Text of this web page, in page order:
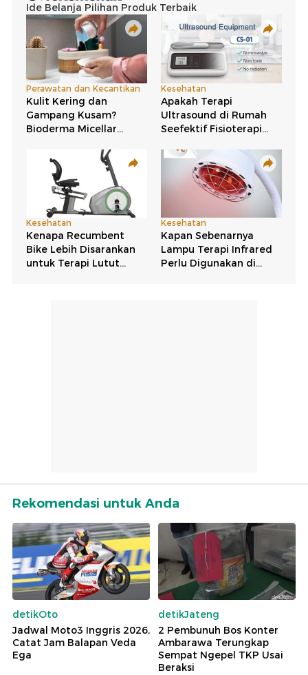
Rekomendasi untuk Anda
detikOto
Jadwal Moto3 Inggris 2026,
Catat Jam Balapan Veda
Ega
detikJateng
2 Pembunuh Bos Konter
Ambarawa Terungkap
Sempat Ngepel TKP Usai
Beraksi